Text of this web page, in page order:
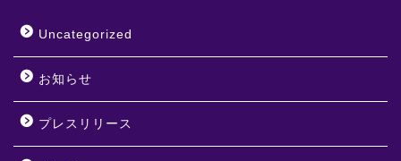
Uncategorized
お知らせ
プレスリリース